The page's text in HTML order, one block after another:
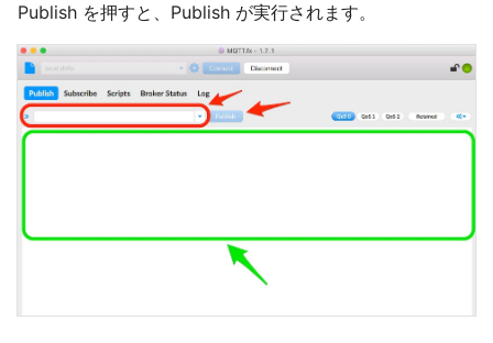
Publish を押すと、Publish が実行されます。